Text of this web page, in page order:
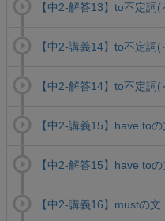
【中2-解答13】to不定詞
【中2-講義14】to不定詞
【中2-解答14】to不定詞
【中2-講義15】have toの
【中2-解答15】have toの
【中2-講義16】mustの文